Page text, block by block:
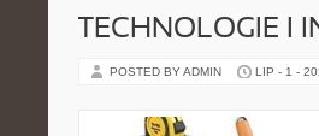
TECHNOLOGIE I
POSTED BY ADMIN LIP - 1 -